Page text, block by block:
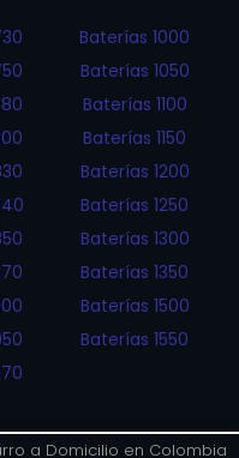
Baterías 1000
Baterías 1050
Baterías 1100
Baterías 1150
Baterías 1200
Baterías 1250
Baterías 1300
Baterías 1350
Baterías 1500
Baterías 1550
a Domicilio en Colombia